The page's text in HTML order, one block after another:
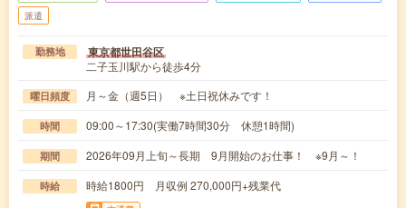
派遣
勤務地 東京都世田谷区
二子玉川駅から徒歩4分
曜日頻度 月～金（週5日） ※土日祝休みです！
時間 09:00～17:30(実働7時間30分 休憩1時間)
期間 2026年09月上旬～長期 9月開始のお仕事！ ※9月～！
時給 時給1800円 月収例 270,000円+残業代